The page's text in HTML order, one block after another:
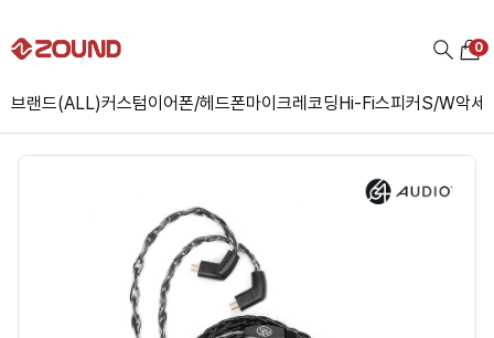
브랜드(ALL)커스텀이어폰/헤드폰마이크레코딩Hi-Fi스피커S/W악세
0